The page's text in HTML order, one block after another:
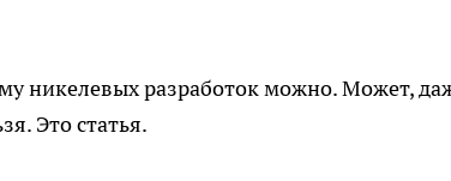
никелевых разработок можно. Может,
Это статья.